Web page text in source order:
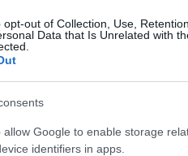
opt-out of Collection, Use,
Data that Is Unrelated with
allow Google to enable storage
identifiers in apps.